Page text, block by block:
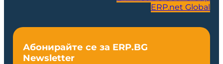
ERP.net Global
Абонирайте се за ERP.BG
Newsletter